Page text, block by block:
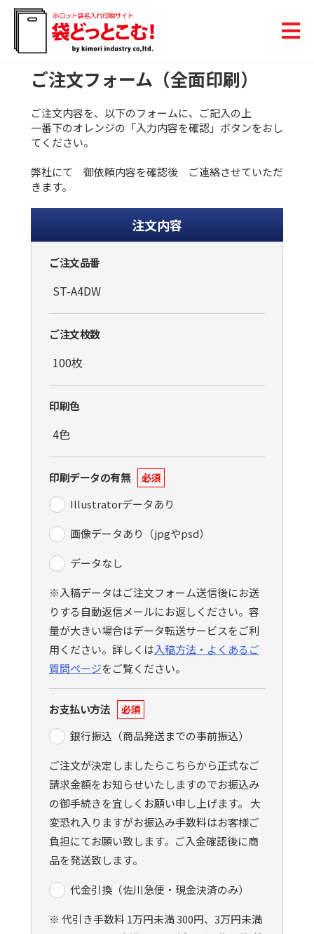
ご注文フォーム（全面印刷）
ご注文内容を、以下のフォームに、ご記入の上
一番下のオレンジの「入力内容を確認」ボタンをおし
てください。
弊社にて 御依頼内容を確認後 ご連絡させていただ
きます。
注文内容
ご注文品番
ご注文枚数
印刷色
印刷データの有無 必須
Illustratorデータあり
画像データあり（jpgやpsd）
データなし
※入稿データはご注文フォーム送信後にお送
りする自動返信メールにお返しください。容
量が大きい場合はデータ転送サービスをご利
用ください。詳しくは入稿方法・よくあるご
質問ページをご覧ください。
お支払い方法 必須
銀行振込（商品発送までの事前振込）
ご注文が決定しましたらこちらから正式なご
請求金額をお知らせいたしますのでお振込み
の御手続きを宜しくお願い申し上げます。 大
変恐れ入りますがお振込み手数料はお客様ご
負担にてお願い致します。ご入金確認後に商
品を発送致します。
代金引換（佐川急便・現金決済のみ）
※ 代引き手数料 1万円未満 300円、3万円未満